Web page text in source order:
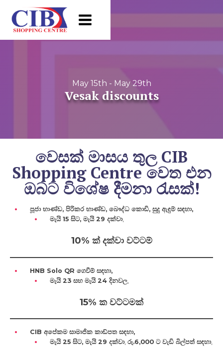
May 15th - May 29th
Vesak discounts
වෙසක් මාසය තුල CIB
Shopping Centre වෙත එන
ඔබට විශේෂ දීමනා රැසක්!
පූජා භාණ්ඩ, පිරිකර භාණ්ඩ, බෞද්ධ කොඩි, සුදු ඇඳුම් සඳහා,
මැයි 15 සිට, මැයි 29 දක්වා,
10% ක් දක්වා වට්ටම්
HNB Solo QR ගෙවීම් සඳහා,
මැයි 23 සහ මැයි 24 දිනවල
15% ක වට්ටමක්
CIB අපේකම සාමාජික කාඩ්පත සඳහා,
මැයි 25 සිට, මැයි 29 දක්වා, රු.6,000 ට වැඩි බිල්පත් සඳහා,